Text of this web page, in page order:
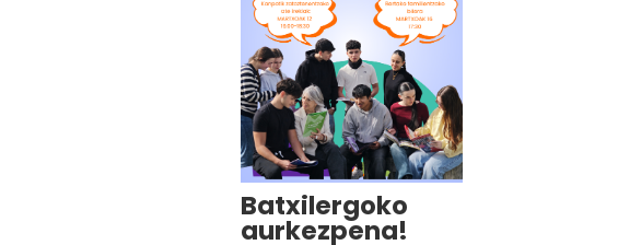
Batxilergoko
aurkezpena!